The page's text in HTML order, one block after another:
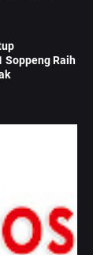
Soppeng Raih